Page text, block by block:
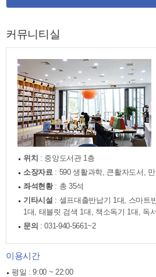
커뮤니티실
위치 : 중앙도서관 1층
소장자료: 590 생활과학, 큰활자도서,
좌석현황: 총 35석
기타시설 : 셀프대출반납기 1대, 스마트
1대, 태블릿 검색 1대, 책소독기 1대, 독
문의 : 031-940-5661~2
이용시간
평일 : 9:00 ~ 22:00